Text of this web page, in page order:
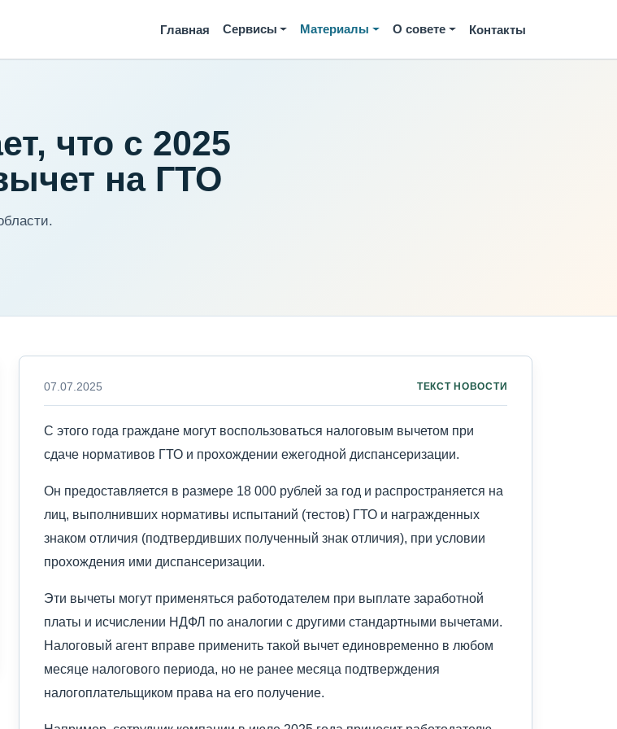
Главная Сервисы Материалы О совете Контакты
что с 2025
на ГТО
07.07.2025 ТЕКСТ НОВОСТИ
С этого года граждане могут воспользоваться налоговым вычетом при
сдаче нормативов ГТО и прохождении ежегодной диспансеризации.
Он предоставляется в размере 18 000 рублей за год и распространяется на
лиц, выполнивших нормативы испытаний (тестов) ГТО и награжденных
знаком отличия (подтвердивших полученный знак отличия), при условии
прохождения ими диспансеризации.
Эти вычеты могут применяться работодателем при выплате заработной
платы и исчислении НДФЛ по аналогии с другими стандартными вычетами.
Налоговый агент вправе применить такой вычет единовременно в любом
месяце налогового периода, но не ранее месяца подтверждения
налогоплательщиком права на его получение.